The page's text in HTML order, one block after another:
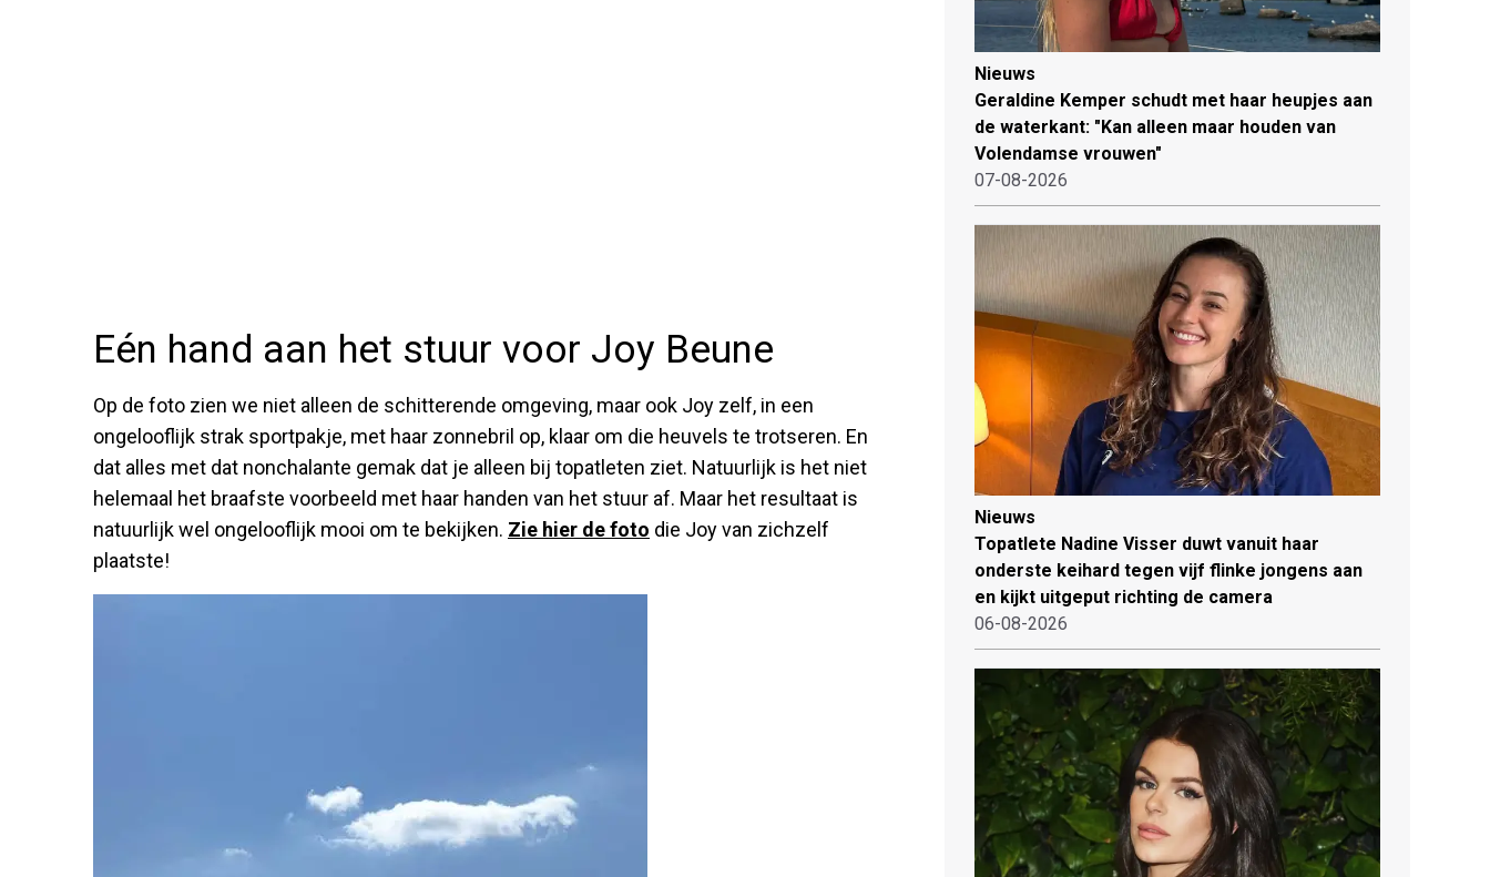
Eén hand aan het stuur voor Joy Beune
Op de foto zien we niet alleen de schitterende omgeving, maar ook Joy zelf, in een
ongelooflijk strak sportpakje, met haar zonnebril op, klaar om die heuvels te trotseren. En
dat alles met dat nonchalante gemak dat je alleen bij topatleten ziet. Natuurlijk is het niet
helemaal het braafste voorbeeld met haar handen van het stuur af. Maar het resultaat is
natuurlijk wel ongelooflijk mooi om te bekijken. Zie hier de foto die Joy van zichzelf
plaatste!
Nieuws
Geraldine Kemper schudt met haar heupjes aan
de waterkant: "Kan alleen maar houden van
Volendamse vrouwen"
07-08-2026
Nieuws
Topatlete Nadine Visser duwt vanuit haar
onderste keihard tegen vijf flinke jongens aan
en kijkt uitgeput richting de camera
06-08-2026